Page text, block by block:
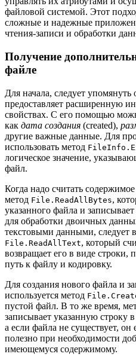
файловой системой. Этот
сложные и надежные
чтения-записи и обработки
Получение
файле
Для начала, следует упомянуть
предоставляет расширенную
свойствах. С его помощью
как дата создания (created),
другие важные данные. Для
использовать метод
логическое значение,
файл.
Когда надо считать
метод File.ReadAllBytes,
указанного файла и
для обработки двоичных
текстовыми данными, следует
File.ReadAllText, который
возвращает его в виде строки,
путь к файлу и кодировку.
Для создания нового файла и
используется метод
пустой файл. В то же время,
записывает указанную строку
а если файла не существует, он
полезно при необходимости
имеющемуся содержимому.